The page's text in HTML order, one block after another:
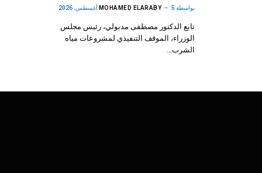
بواسطة MOHAMED ELARABY 5 أغسطس، 2026
تابع الدكتور مصطفى مدبولي، رئيس مجلس
الوزراء، الموقف التنفيذي لمشروعات مياه
الشرب…